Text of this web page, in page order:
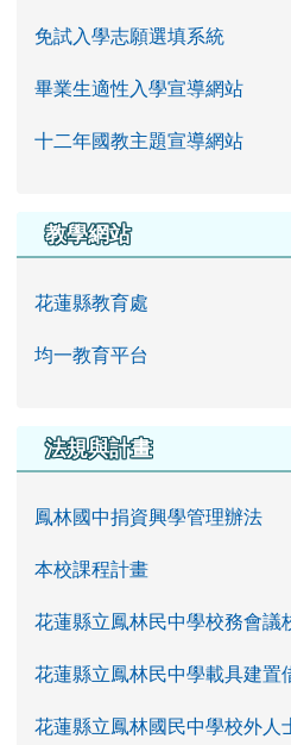
免試入學志願選填系統
畢業生適性入學宣導網站
十二年國教主題宣導網站
教學網站
花蓮縣教育處
均一教育平台
法規與計畫
鳳林國中捐資興學管理辦法
本校課程計畫
花蓮縣立鳳林民中學校務會議
花蓮縣立鳳林民中學載具建置
花蓮縣立鳳林國民中學校外人